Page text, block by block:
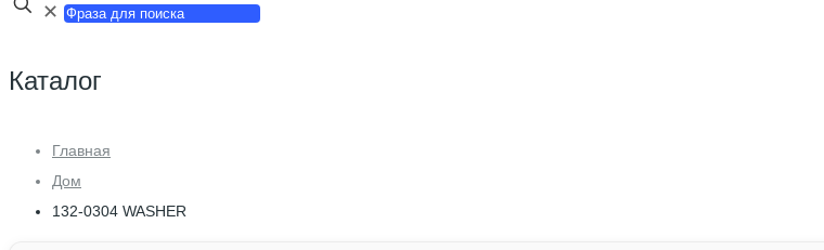
✕
Каталог
Главная
Дом
132-0304 WASHER